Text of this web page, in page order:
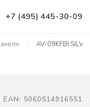
+7 (495) 445-30-09
AV-09KFBI
EAN: 5060514916551